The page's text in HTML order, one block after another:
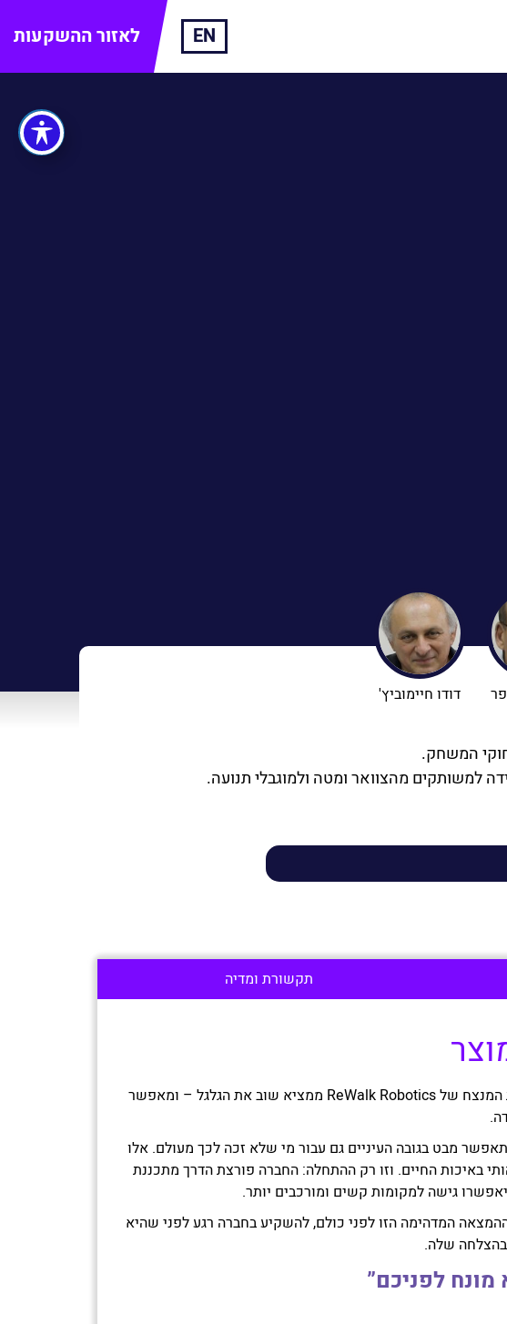
לאזור ההשקעות EN
דודו חיימוביץ'
המשחק.
למשותקים מהצוואר ומטה ולמוגבלי תנועה.
תקשורת ומדיה
אחרי הפתרון הקודם, ReWalk, שאפשר למשותקים מהמותניים ומטה לעמוד על הרגליים וללכת, הצוות המנצח של ReWalk Robotics ממציא שוב את הגלגל – ומאפשר
מבט בגובה העיניים גם עבור מי שלא זכה לכך מעולם. אלו
באיכות החיים. וזו רק ההתחלה: החברה פורצת הדרך מתכננת
גישה למקומות קשים ומורכבים יותר.
המדהימה הזו לפני כולם, להשקיע בחברה רגע לפני שהיא
בהצלחה שלה.
לפניכם”